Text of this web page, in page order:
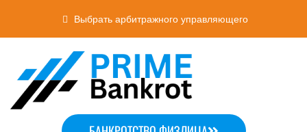
Выбрать арбитражного управляющего